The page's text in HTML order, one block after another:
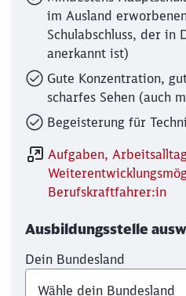
im Ausland
Schulabschluss, der in
anerkannt ist)
Gute Konzentration,
scharfes Sehen (auch
Begeisterung für
Aufgaben,
Berufskraftfahrer:in
Ausbildungsstelle
Dein Bundesland